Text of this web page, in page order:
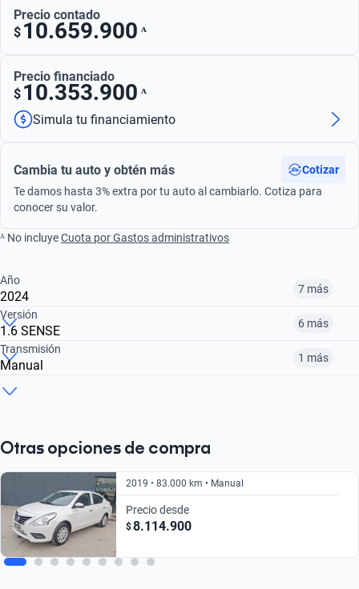
Precio contado
$ 10.659.900 ᴬ
Precio financiado
$ 10.353.900 ᴬ
Simula tu financiamiento
Cambia tu auto y obtén más
Cotizar
Te damos hasta 3% extra por tu auto al cambiarlo. Cotiza para
conocer su valor.
ᴬ No incluyeCuota por Gastos administrativos
Año
2024 7 más
2016
$7.335.900
Versión
1.6 SENSE 6 más
1.6 ADVANCE MT
Transmisión
Manual 1 más
$11.990.000 $13.961.900
Otras opciones de compra
2019 • 83.000 km • Manual
Precio desde
$8.114.900